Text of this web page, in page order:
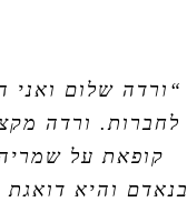
“ורדה שלום ואני
לחברות. ורדה
קופאת על
בנאדם והיא